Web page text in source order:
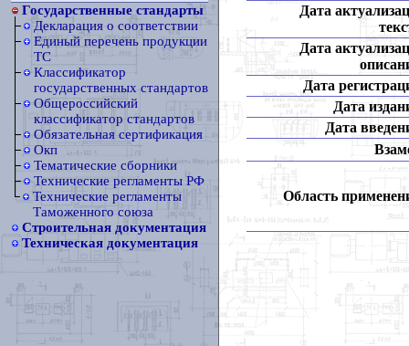
Государственные стандарты
Декларация о соответствии
Единый перечень продукции
ТС
Классификатор
государственных стандартов
Общероссийский
классификатор стандартов
Обязательная сертификация
Окп
Тематические сборники
Технические регламенты РФ
Технические регламенты
Таможенного союза
Строительная документация
Техническая документация
Дата
Дата
Дата
Дата
Дата
Область